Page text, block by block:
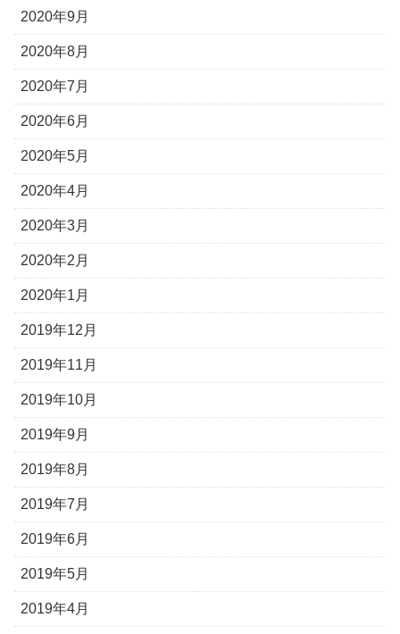
2020年9月
2020年8月
2020年7月
2020年6月
2020年5月
2020年4月
2020年3月
2020年2月
2020年1月
2019年12月
2019年11月
2019年10月
2019年9月
2019年8月
2019年7月
2019年6月
2019年5月
2019年4月